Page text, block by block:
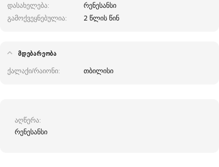
დასახელება
რენესანსი
გამოქვეყნებულია
2 წლის წინ
ᲛᲓᲔᲑᲐᲠᲔᲝᲑᲐ
ქალაქი/რაიონი თბილისი
აღწერა
რენესანსი